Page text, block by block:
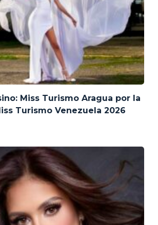
Miss Turismo Aragua por la
Turismo Venezuela 2026